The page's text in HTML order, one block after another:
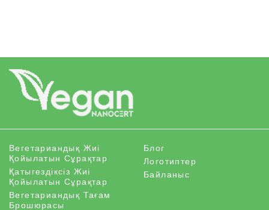
Вегетариандық Жиі
Қойылатын Сұрақтар
Қатыгездіксіз Жиі
Қойылатын Сұрақтар
Вегетариандық Тағам
Брошюрасы
Блог
Логотиптер
Байланыс